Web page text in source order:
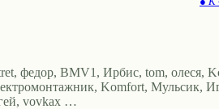
федор, BMV1, Ирбис, tom, олеся,
Komfort, Мульсик,
vovkax …